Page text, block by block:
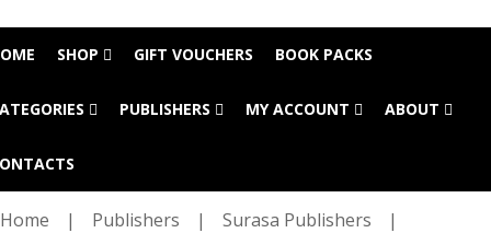
SHOP GIFT VOUCHERS BOOK PACKS
PUBLISHERS MY ACCOUNT ABOUT
Home | Publishers | Surasa Publishers
|